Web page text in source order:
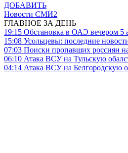
ДОБАВИТЬ
Новости СМИ2
ГЛАВНОЕ ЗА ДЕНЬ
19:15 Обстановка в ОАЭ вечером 5
15:08 Усольцевы: последние
07:03 Поиски пропавших россиян
06:10 Атака ВСУ на Тульскую
04:14 Атака ВСУ на Белгородскую